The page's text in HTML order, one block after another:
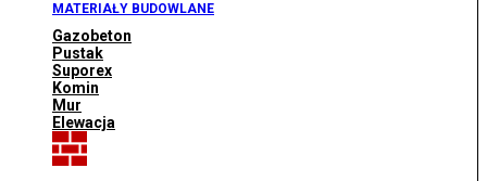
MATERIAŁY BUDOWLANE
Gazobeton
Pustak
Suporex
Komin
Mur
Elewacja